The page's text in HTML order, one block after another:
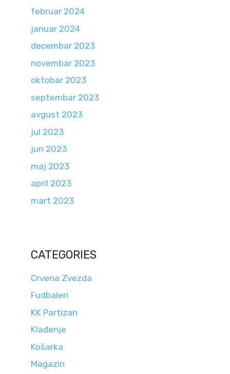
februar 2024
januar 2024
decembar 2023
novembar 2023
oktobar 2023
septembar 2023
avgust 2023
jul 2023
jun 2023
maj 2023
april 2023
mart 2023
CATEGORIES
Crvena Zvezda
Fudbaleri
KK Partizan
Klađenje
Košarka
Magazin